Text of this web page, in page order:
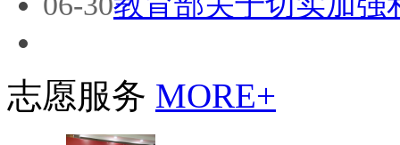
志愿服务 MORE+